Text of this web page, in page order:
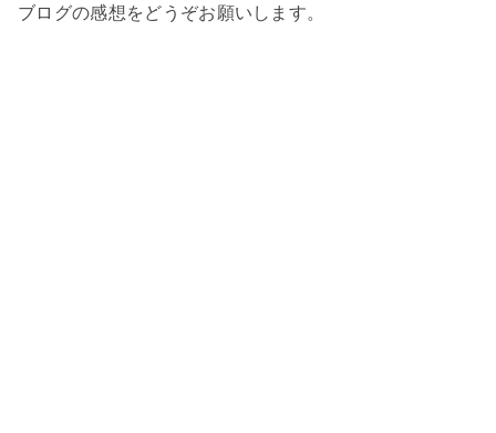
ブログの感想をどうぞお願いします。